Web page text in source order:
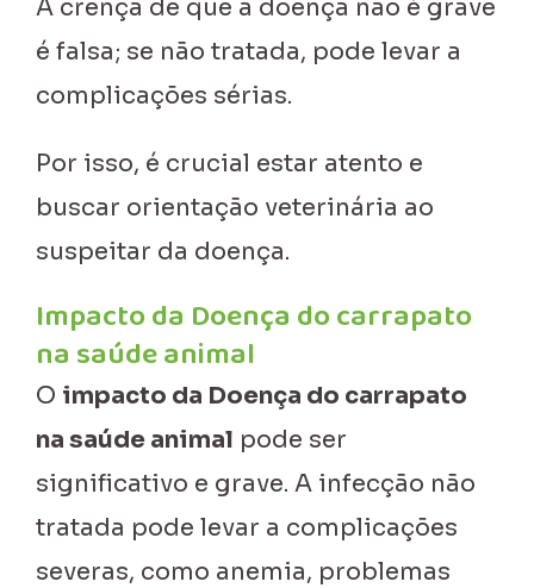
A crença de que a doença não é grave
é falsa; se não tratada, pode levar a
complicações sérias.
Por isso, é crucial estar atento e
buscar orientação veterinária ao
suspeitar da doença.
Impacto da Doença do carrapato
na saúde animal
O impacto da Doença do carrapato
na saúde animal pode ser
significativo e grave. A infecção não
tratada pode levar a complicações
severas, como anemia, problemas